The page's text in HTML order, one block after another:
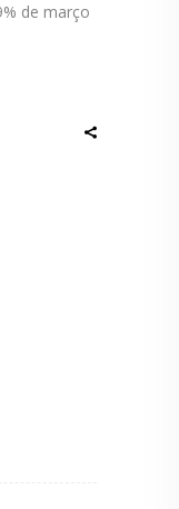
de março